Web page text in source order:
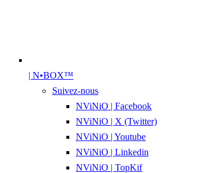
| N•BOX™
Suivez-nous
NViNiO | Facebook
NViNiO | X (Twitter)
NViNiO | Youtube
NViNiO | Linkedin
NViNiO | TopKif